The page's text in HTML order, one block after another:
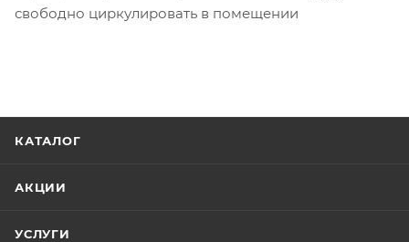
свободно циркулировать в помещении
КАТАЛОГ
АКЦИИ
УСЛУГИ